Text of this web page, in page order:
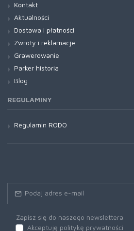
Kontakt
Aktualności
Dostawa i płatności
Zwroty i reklamacje
Grawerowanie
Parker historia
Blog
REGULAMINY
Regulamin RODO
Zapisz się do naszego newslettera
Akceptuję politykę prywatności